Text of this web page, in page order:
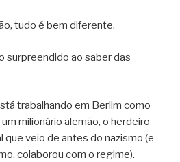
tudo é bem diferente.
surpreendido ao saber das
trabalhando em Berlim como
milionário alemão, o herdeiro
que veio de antes do nazismo (e
colaborou com o regime).